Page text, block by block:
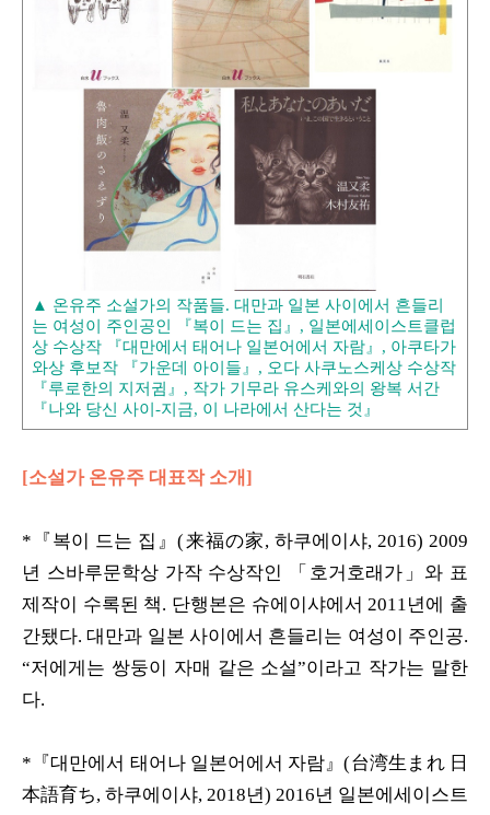
▲ 온유주 소설가의 작품들. 대만과 일본 사이에서 흔들리
는 여성이 주인공인 『복이 드는 집』, 일본에세이스트클럽
상 수상작 『대만에서 태어나 일본어에서 자람』, 아쿠타가
와상 후보작 『가운데 아이들』, 오다 사쿠노스케상 수상작
『루로한의 지저귐』, 작가 기무라 유스케와의 왕복 서간
『나와 당신 사이-지금, 이 나라에서 산다는 것』
[소설가 온유주 대표작 소개]
*『복이 드는 집』(来福の家, 하쿠에이샤, 2016) 2009
년 스바루문학상 가작 수상작인 「호거호래가」와 표
제작이 수록된 책. 단행본은 슈에이샤에서 2011년에 출
간됐다. 대만과 일본 사이에서 흔들리는 여성이 주인공.
“저에게는 쌍둥이 자매 같은 소설”이라고 작가는 말한
다.
*『대만에서 태어나 일본어에서 자람』(台湾生まれ 日
本語育ち, 하쿠에이샤, 2018년) 2016년 일본에세이스트